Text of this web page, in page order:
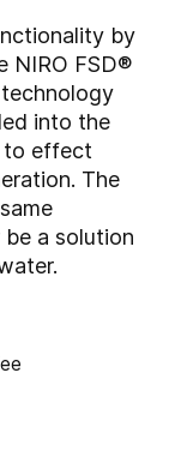
by
NIRO FSD®
into the
to effect
The
a solution